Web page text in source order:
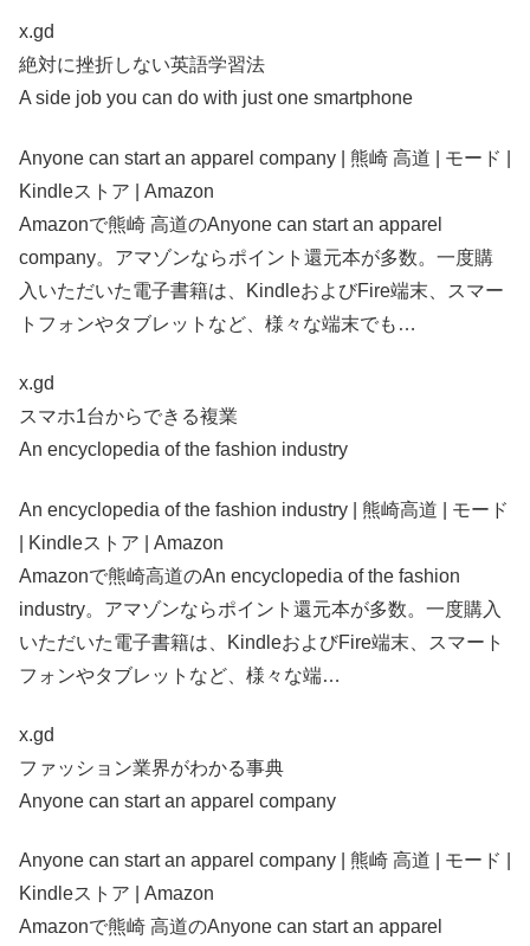
x.gd
絶対に挫折しない英語学習法
A side job you can do with just one smartphone
Anyone can start an apparel company | 熊崎 高道 | モード |
Kindleストア | Amazon
Amazonで熊崎 高道のAnyone can start an apparel
company。アマゾンならポイント還元本が多数。一度購
入いただいた電子書籍は、KindleおよびFire端末、スマー
トフォンやタブレットなど、様々な端末でも…
x.gd
スマホ1台からできる複業
An encyclopedia of the fashion industry
An encyclopedia of the fashion industry | 熊崎高道 | モード
| Kindleストア | Amazon
Amazonで熊崎高道のAn encyclopedia of the fashion
industry。アマゾンならポイント還元本が多数。一度購入
いただいた電子書籍は、KindleおよびFire端末、スマート
フォンやタブレットなど、様々な端…
x.gd
ファッション業界がわかる事典
Anyone can start an apparel company
Anyone can start an apparel company | 熊崎 高道 | モード |
Kindleストア | Amazon
Amazonで熊崎 高道のAnyone can start an apparel